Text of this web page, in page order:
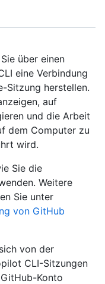
über einen
eine Verbindung
Sitzung herstellen.
auf
und die Arbeit
dem Computer zu
wird.
Sie die
Weitere
Sie unter
von GitHub
von der
CLI-Sitzungen
Konto